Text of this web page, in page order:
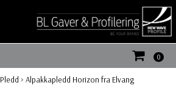
0
Pledd > Alpakkapledd Horizon fra Elvang